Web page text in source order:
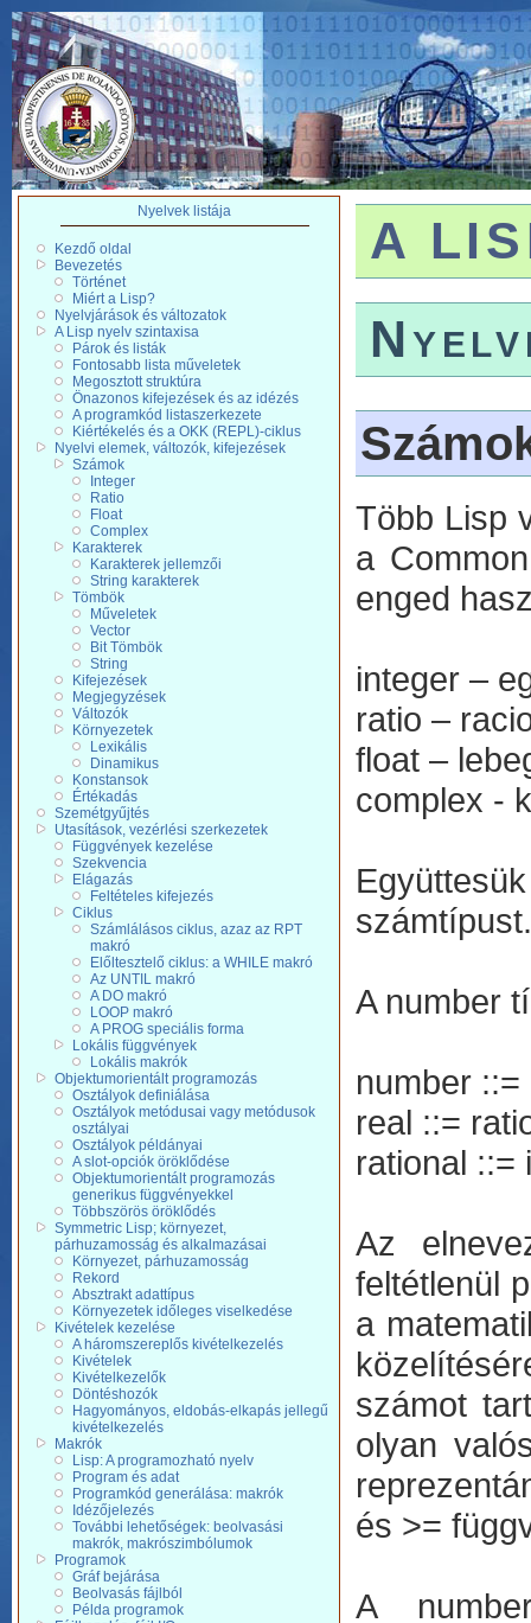
Nyelvek listája
Kezdő oldal
Bevezetés
Történet
Miért a Lisp?
Nyelvjárások és változatok
A Lisp nyelv szintaxisa
Párok és listák
Fontosabb lista műveletek
Megosztott struktúra
Önazonos kifejezések és az idézés
A programkód listaszerkezete
Kiértékelés és a OKK (REPL)-ciklus
Nyelvi elemek, változók, kifejezések
Számok
Integer
Ratio
Float
Complex
Karakterek
Karakterek jellemzői
String karakterek
Tömbök
Műveletek
Vector
Bit Tömbök
String
Kifejezések
Megjegyzések
Változók
Környezetek
Lexikális
Dinamikus
Konstansok
Értékadás
Szemétgyűjtés
Utasítások, vezérlési szerkezetek
Függvények kezelése
Szekvencia
Elágazás
Feltételes kifejezés
Ciklus
Számlálásos ciklus, azaz az RPT
makró
Előltesztelő ciklus: a WHILE makró
Az UNTIL makró
A DO makró
LOOP makró
A PROG speciális forma
Lokális függvények
Lokális makrók
Objektumorientált programozás
Osztályok definiálása
Osztályok metódusai vagy metódusok
osztályai
Osztályok példányai
A slot-opciók öröklődése
Objektumorientált programozás
generikus függvényekkel
Többszörös öröklődés
Symmetric Lisp; környezet,
párhuzamosság és alkalmazásai
Környezet, párhuzamosság
Rekord
Absztrakt adattípus
Környezetek időleges viselkedése
Kivételek kezelése
A háromszereplős kivételkezelés
Kivételek
Kivételkezelők
Döntéshozók
Hagyományos, eldobás-elkapás jellegű
kivételkezelés
Makrók
Lisp: A programozható nyelv
Program és adat
Programkód generálása: makrók
Idézőjelezés
További lehetőségek: beolvasási
makrók, makrószimbólumok
Programok
Gráf bejárása
Beolvasás fájlból
Példa programok
A
Több Lisp
a
enged
integer –
ratio –
float –
complex -
A number
number
real ::=
rational ::=
Az
feltétlenül
a
számot
olyan
és >=
A